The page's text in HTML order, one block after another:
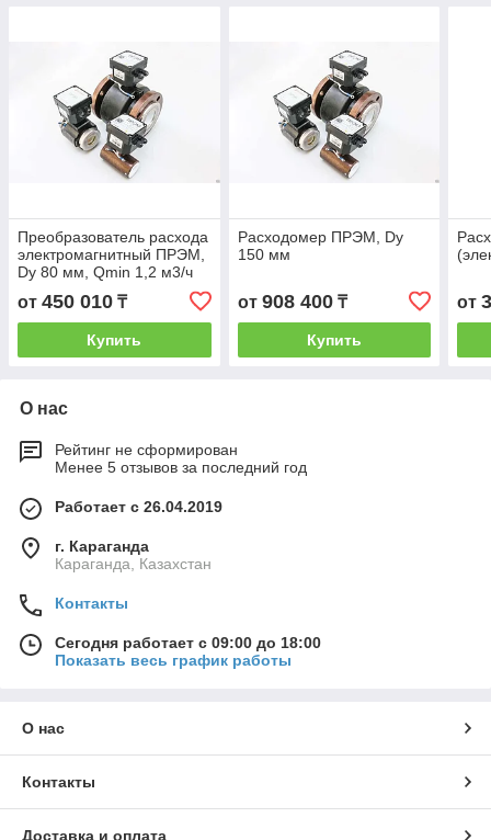
Преобразователь расхода
электромагнитный ПРЭМ,
Dy 80 мм, Qmin 1,2 м3/ч
от 450 010 ₸
Купить
Расходомер ПРЭМ, Dy
150 мм
от 908 400₸
Купить
от
О нас
Рейтинг не сформирован
Менее 5 отзывов за последний год
Работает с 26.04.2019
г. Караганда
Караганда, Казахстан
Контакты
Сегодня работает с 09:00 до 18:00
Показать весь график работы
О нас
Контакты
Доставка и оплата